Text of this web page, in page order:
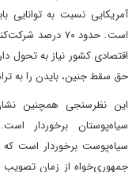
آمریکایی نسبت به توانایی
است. حدود ۷۰
اقتصادی کشور نیاز به تحول
حق سقط جنین، بایدن را به
این نظرسنجی همچنین
سیاه‌پوست برخوردار است که